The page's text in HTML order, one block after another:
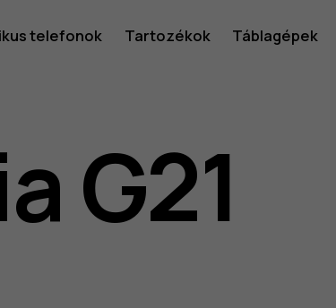
telefonok Tartozékok Táblagépek
G21